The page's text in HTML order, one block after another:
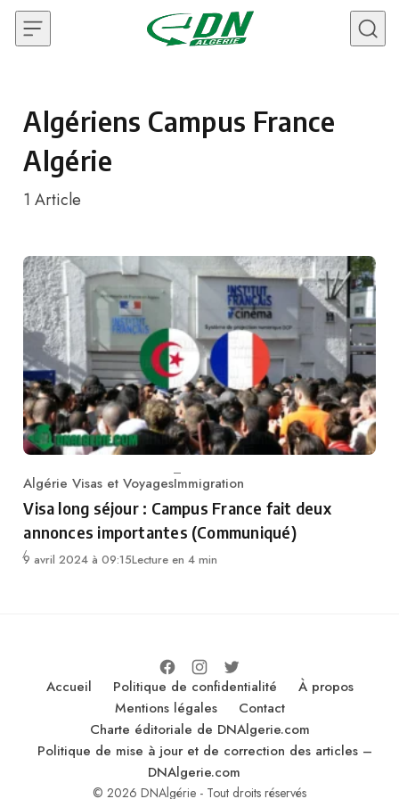
Skip to content
Algériens Campus France
Algérie
1 Article
Category
Algérie Visas et VoyagesImmigration
Visa long séjour : Campus France fait deux
annonces importantes (Communiqué)
9 avril 2024 à 09:15Lecture en 4 min
Accueil Politique de confidentialité
À propos
Mentions légales
Contact
Charte éditoriale de DNAlgerie.com
Politique de mise à jour et de correction des articles –
DNAlgerie.com
© 2026 DNAlgérie - Tout droits réservés